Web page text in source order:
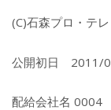
(C)石森プロ・テ
公開初日 2011/
配給会社名 0004